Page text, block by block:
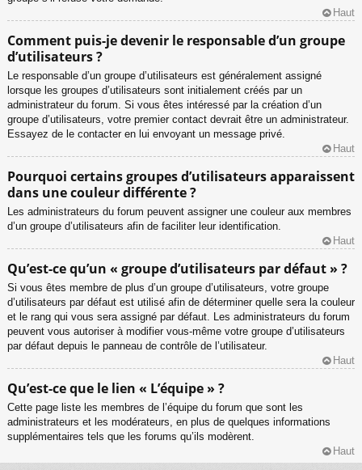
Haut
Comment puis-je devenir le responsable d’un groupe
d’utilisateurs ?
Le responsable d’un groupe d’utilisateurs est généralement assigné
lorsque les groupes d’utilisateurs sont initialement créés par un
administrateur du forum. Si vous êtes intéressé par la création d’un
groupe d’utilisateurs, votre premier contact devrait être un administrateur.
Essayez de le contacter en lui envoyant un message privé.
Haut
Pourquoi certains groupes d’utilisateurs apparaissent
dans une couleur différente ?
Les administrateurs du forum peuvent assigner une couleur aux membres
d’un groupe d’utilisateurs afin de faciliter leur identification.
Haut
Qu’est-ce qu’un « groupe d’utilisateurs par défaut » ?
Si vous êtes membre de plus d’un groupe d’utilisateurs, votre groupe
d’utilisateurs par défaut est utilisé afin de déterminer quelle sera la couleur
et le rang qui vous sera assigné par défaut. Les administrateurs du forum
peuvent vous autoriser à modifier vous-même votre groupe d’utilisateurs
par défaut depuis le panneau de contrôle de l’utilisateur.
Haut
Qu’est-ce que le lien « L’équipe » ?
Cette page liste les membres de l’équipe du forum que sont les
administrateurs et les modérateurs, en plus de quelques informations
supplémentaires tels que les forums qu’ils modèrent.
Haut